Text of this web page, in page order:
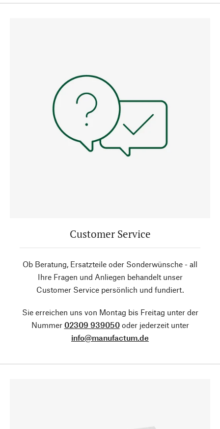
Customer Service
Ob Beratung, Ersatzteile oder Sonderwünsche - all
Ihre Fragen und Anliegen behandelt unser
Customer Service persönlich und fundiert.
Sie erreichen uns von Montag bis Freitag unter der
Nummer 02309 939050oder jederzeit unter
info@manufactum.de